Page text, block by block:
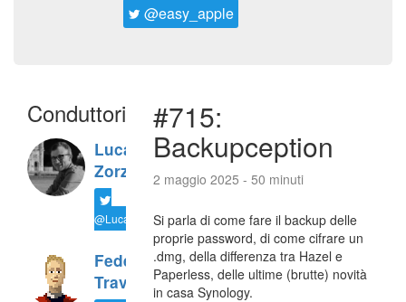
@easy_apple
Conduttori
Luca
Zorzi
@LucaTNT
Federico
Travaini
#715:
Backupception
2 maggio 2025 - 50 minuti
Si parla di come fare il backup delle
proprie password, di come cifrare un
.dmg, della differenza tra Hazel e
Paperless, delle ultime (brutte) novità
in casa Synology.